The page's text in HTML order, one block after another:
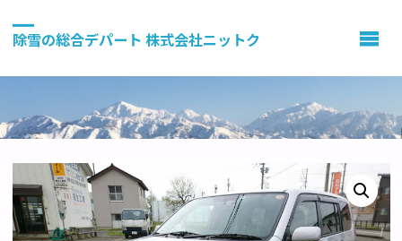
除雪の総合デパート 株式会社ニットク